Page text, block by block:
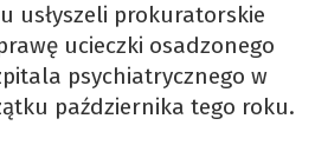
usłyszeli prokuratorskie
ucieczki osadzonego
psychiatrycznego w
października tego roku.